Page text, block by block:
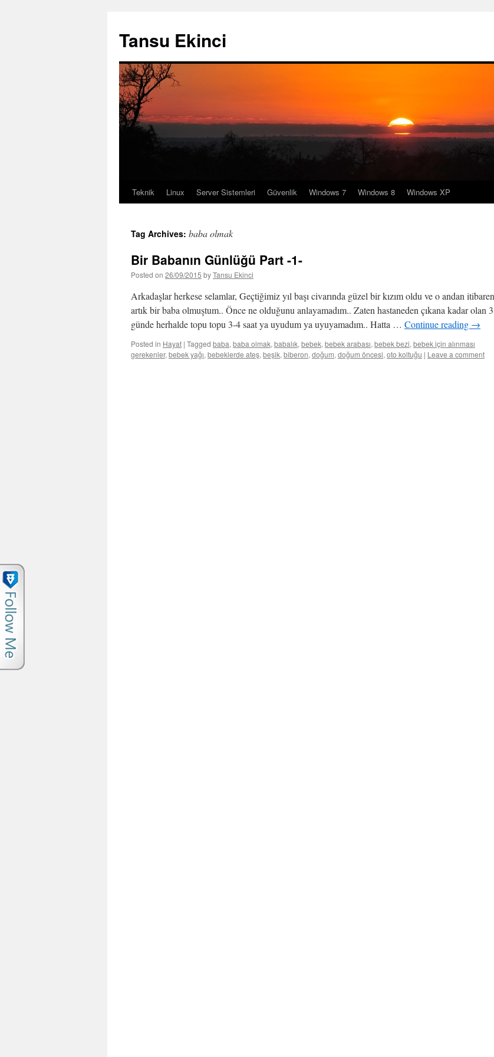
Tansu Ekinci
Skip
content
Teknik Linux Server Sistemleri Güvenlik Windows 7 Windows 8 Windows XP
Tag Archives: baba olmak
Bir Babanın Günlüğü Part -1-
Posted on 26/09/2015 byTansu Ekinci
Arkadaşlar herkese selamlar, Geçtiğimiz yıl başı civarında güzel bir kızım oldu ve o andan itibaren
artık bir baba olmuştum.. Önce ne olduğunu anlayamadım.. Zaten hastaneden çıkana kadar olan 3
günde herhalde topu topu 3-4 saat ya uyudum ya uyuyamadım.. Hatta … Continue reading →
Posted in Hayat | Tagged baba, baba olmak, babalık, bebek, bebek arabası, bebek bezi, bebek için alınması
gerekenler, bebek yağı, bebeklerde ateş, beşik, biberon, doğum, doğum öncesi, oto koltuğu | Leave a comment